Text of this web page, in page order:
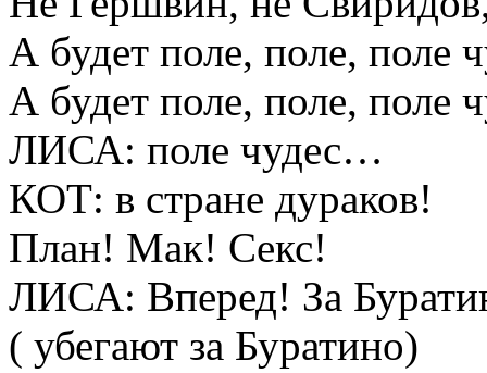
А будет поле, поле, поле
А будет поле, поле, поле
ЛИСА: поле чудес…
КОТ: в стране дураков!
План! Мак! Секс!
ЛИСА: Вперед! За
( убегают за Буратино)